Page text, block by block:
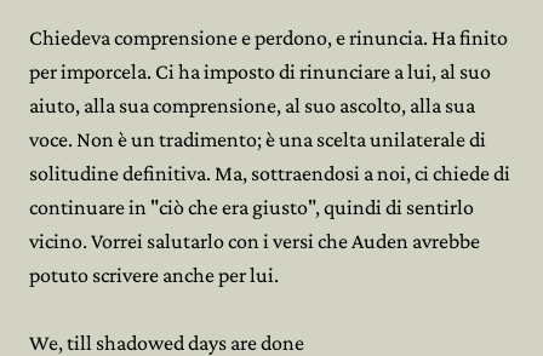
Chiedeva comprensione e perdono, e rinuncia. Ha finito
per imporcela. Ci ha imposto di rinunciare a lui, al suo
aiuto, alla sua comprensione, al suo ascolto, alla sua
voce. Non è un tradimento; è una scelta unilaterale di
solitudine definitiva. Ma, sottraendosi a noi, ci chiede di
continuare in "ciò che era giusto", quindi di sentirlo
vicino. Vorrei salutarlo con i versi che Auden avrebbe
potuto scrivere anche per lui.
We, till shadowed days are done